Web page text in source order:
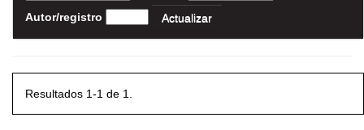
Autor/registro
Resultados 1-1 de 1.